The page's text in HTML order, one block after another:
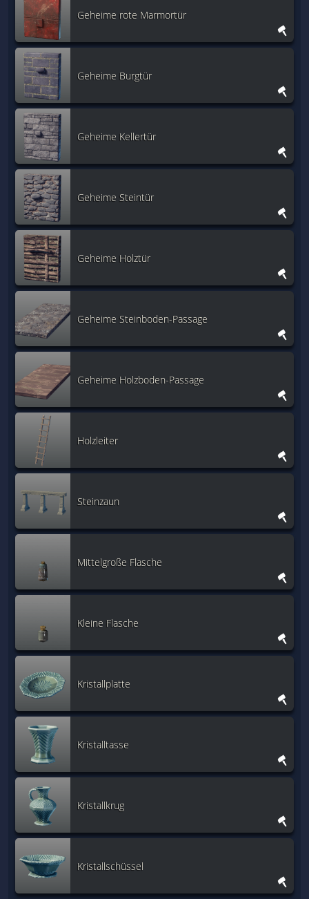
Geheime rote Marmortür
Geheime Burgtür
Geheime Kellertür
Geheime Steintür
Geheime Holztür
Geheime Steinboden-Passage
Geheime Holzboden-Passage
Holzleiter
Steinzaun
Mittelgroße Flasche
Kleine Flasche
Kristallplatte
Kristalltasse
Kristallkrug
Kristallschüssel